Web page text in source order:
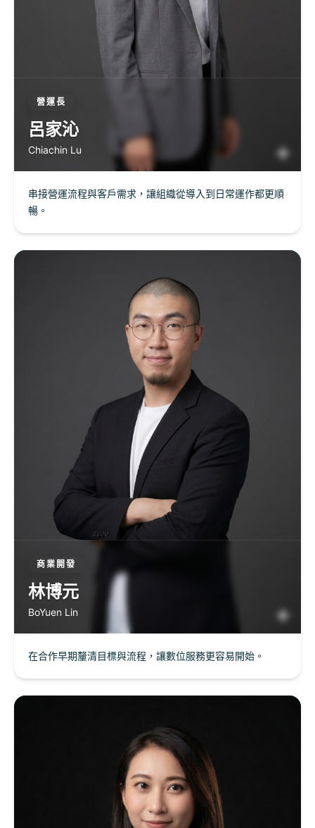
營運長
呂家沁
Chiachin Lu
串接營運流程與客戶需求，讓組織從導入到日常運作都更順
暢。
商業開發
林博元
BoYuen Lin
在合作早期釐清目標與流程，讓數位服務更容易開始。